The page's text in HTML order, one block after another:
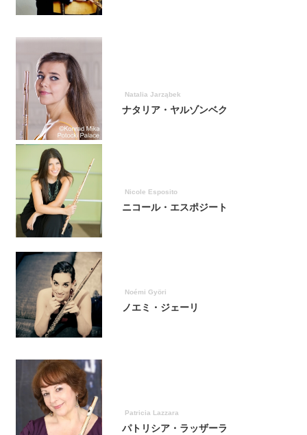
ナタリア・ヤルゾンベク
Natalia Jarząbek
ニコール・エスポジート
Nicole Esposito
ノエミ・ジェーリ
Noémi Györi
パトリシア・ラッザーラ
Patricia Lazzara